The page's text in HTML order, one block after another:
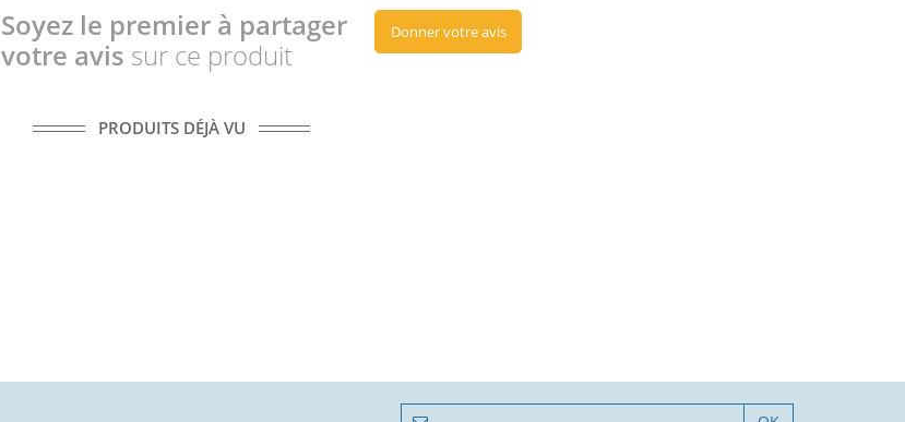
Soyez le premier à partager
votre avis sur ce produit
Donner votre avis
PRODUITS DÉJÀ VU